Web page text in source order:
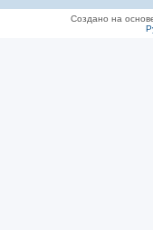
Создано на